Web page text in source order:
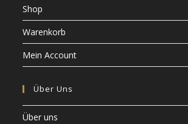
Shop
Warenkorb
Mein Account
Über Uns
Über uns